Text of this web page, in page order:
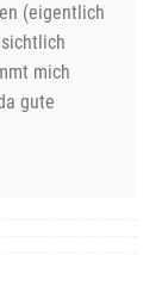
(eigentlich
mich
gute